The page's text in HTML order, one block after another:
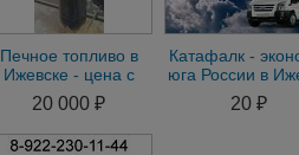
Печное топливо в
Ижевске - цена с
доставкой до
Удмуртии
20 000 ₽
Катафалк -
юга России в
20 ₽